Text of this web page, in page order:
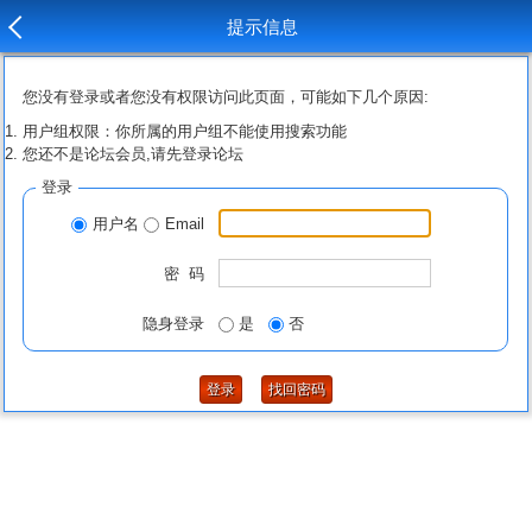
提示信息
您没有登录或者您没有权限访问此页面，可能如下几个原因:
用户组权限：你所属的用户组不能使用搜索功能
您还不是论坛会员,请先登录论坛
登录
用户名 Email
密 码
隐身登录 是 否